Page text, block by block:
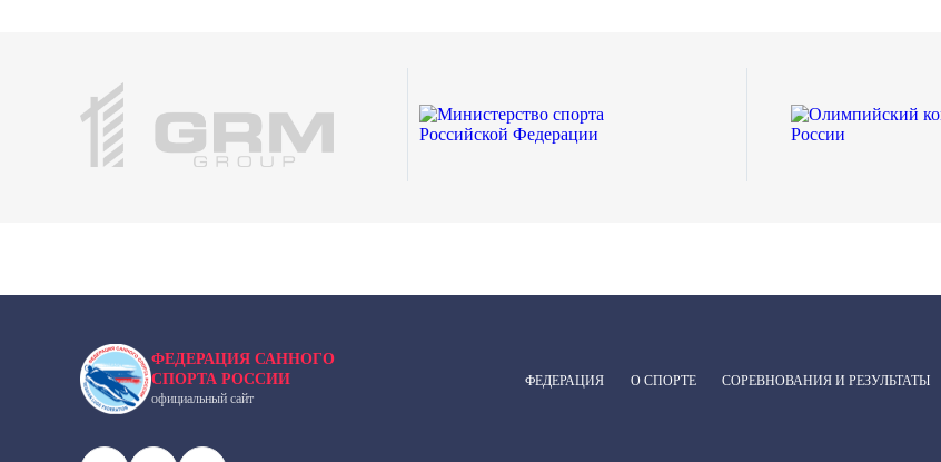
ФЕДЕРАЦИЯ САННОГО
СПОРТА РОССИИ
официальный сайт
ФЕДЕРАЦИЯ О СПОРТЕ СОРЕВНОВАНИЯ И РЕЗУЛЬТАТЫ